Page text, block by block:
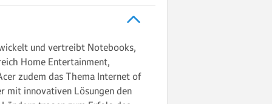
und vertreibt Notebooks,
Home Entertainment,
zudem das Thema Internet of
mit innovativen Lösungen den